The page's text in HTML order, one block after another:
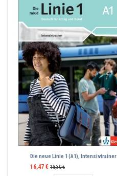
Die neue Linie 1 (A1), Intensivtrainer
16,47 € 18,30 €